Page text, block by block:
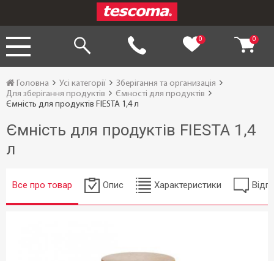
0 0
Головна Усі категорії
Зберігання та организація
Для зберігання продуктів
Ємності для продуктів
Ємність для продуктів FIESTA 1,4 л
Ємність для продуктів FIESTA 1,4
л
Все про товар Опис Характеристики